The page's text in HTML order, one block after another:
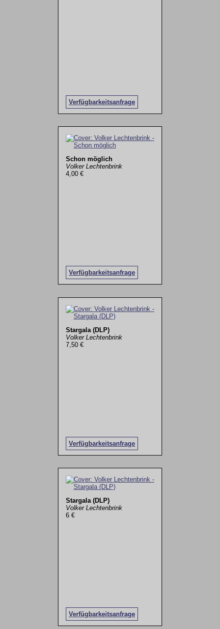
Verfügbarkeitsanfrage
Schon möglich
Volker Lechtenbrink
4,00 €
Verfügbarkeitsanfrage
Stargala (DLP)
Volker Lechtenbrink
7,50 €
Verfügbarkeitsanfrage
Stargala (DLP)
Volker Lechtenbrink
6 €
Verfügbarkeitsanfrage